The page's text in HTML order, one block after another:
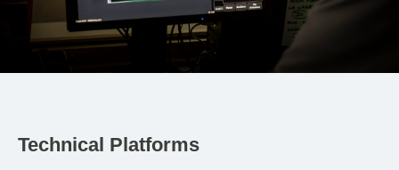
Technical Platforms